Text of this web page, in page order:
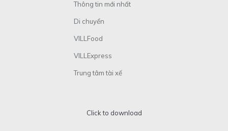
Thông tin mới nhất
Di chuyển
VILLFood
VILLExpress
Trung tâm tài xế
Click to download